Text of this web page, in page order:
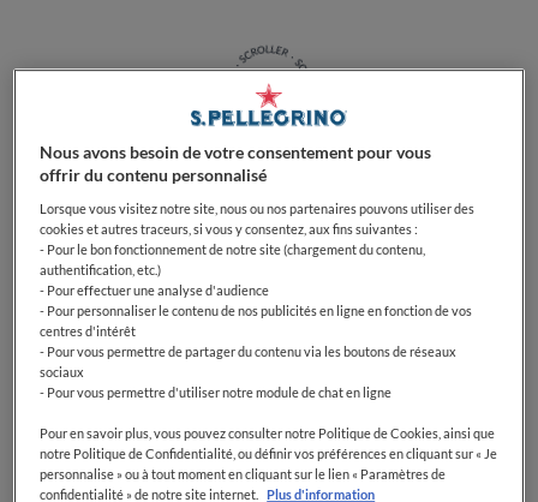
Une fois n'est pas coutume :Peppe Pizzeria, la
pizzeria de Peppe Cutraro installée à Paris, vient de
nouveau d'être désignée Meilleure Pizzeria
d'Europe, hors Italie, par le
important pour Peppe Cutraro, propriétaire dePeppe
Pizzeriadans le 20e arrondissement qui a également
remporté le prix spécial très convoité
the Year 2022 - Ferrarelle.
Nous avons besoin de votre consentement pour vous
offrir du contenu personnalisé
Lorsque vous visitez notre site, nous ou nos partenaires pouvons utiliser des
cookies et autres traceurs, si vous y consentez, aux fins suivantes :
- Pour le bon fonctionnement de notre site (chargement du contenu,
authentification, etc.)
- Pour effectuer une analyse d'audience
- Pour personnaliser le contenu de nos publicités en ligne en fonction de vos
centres d'intérêt
- Pour vous permettre de partager du contenu via les boutons de réseaux
sociaux
- Pour vous permettre d'utiliser notre module de chat en ligne
Pour en savoir plus, vous pouvez consulter notre Politique de Cookies, ainsi que
notre Politique de Confidentialité, ou définir vos préférences en cliquant sur « Je
personnalise » ou à tout moment en cliquant sur le lien « Paramètres de
confidentialité » de notre site internet.
Plus d'information